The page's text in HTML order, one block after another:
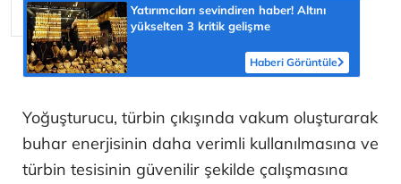
Yatırımcıları sevindiren haber! Altını
yükselten 3 kritik gelişme
Haberi Görüntüle
Yoğuşturucu, türbin çıkışında vakum oluşturarak
buhar enerjisinin daha verimli kullanılmasına ve
türbin tesisinin güvenilir şekilde çalışmasına